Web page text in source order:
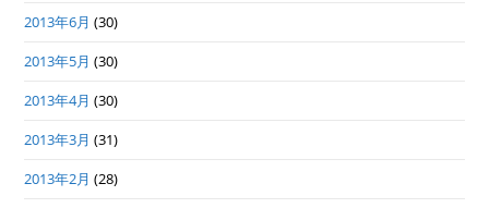
2013年6月 (30)
2013年5月 (30)
2013年4月 (30)
2013年3月 (31)
2013年2月 (28)